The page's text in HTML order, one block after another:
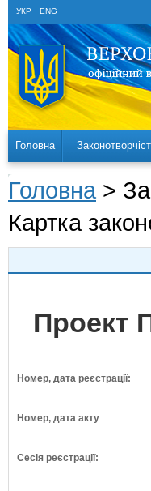
УКР ENG
Головна
Головна >
Картка
Проект
Номер, дата реєстрації:
Номер, дата акту
Сесія реєстрації: